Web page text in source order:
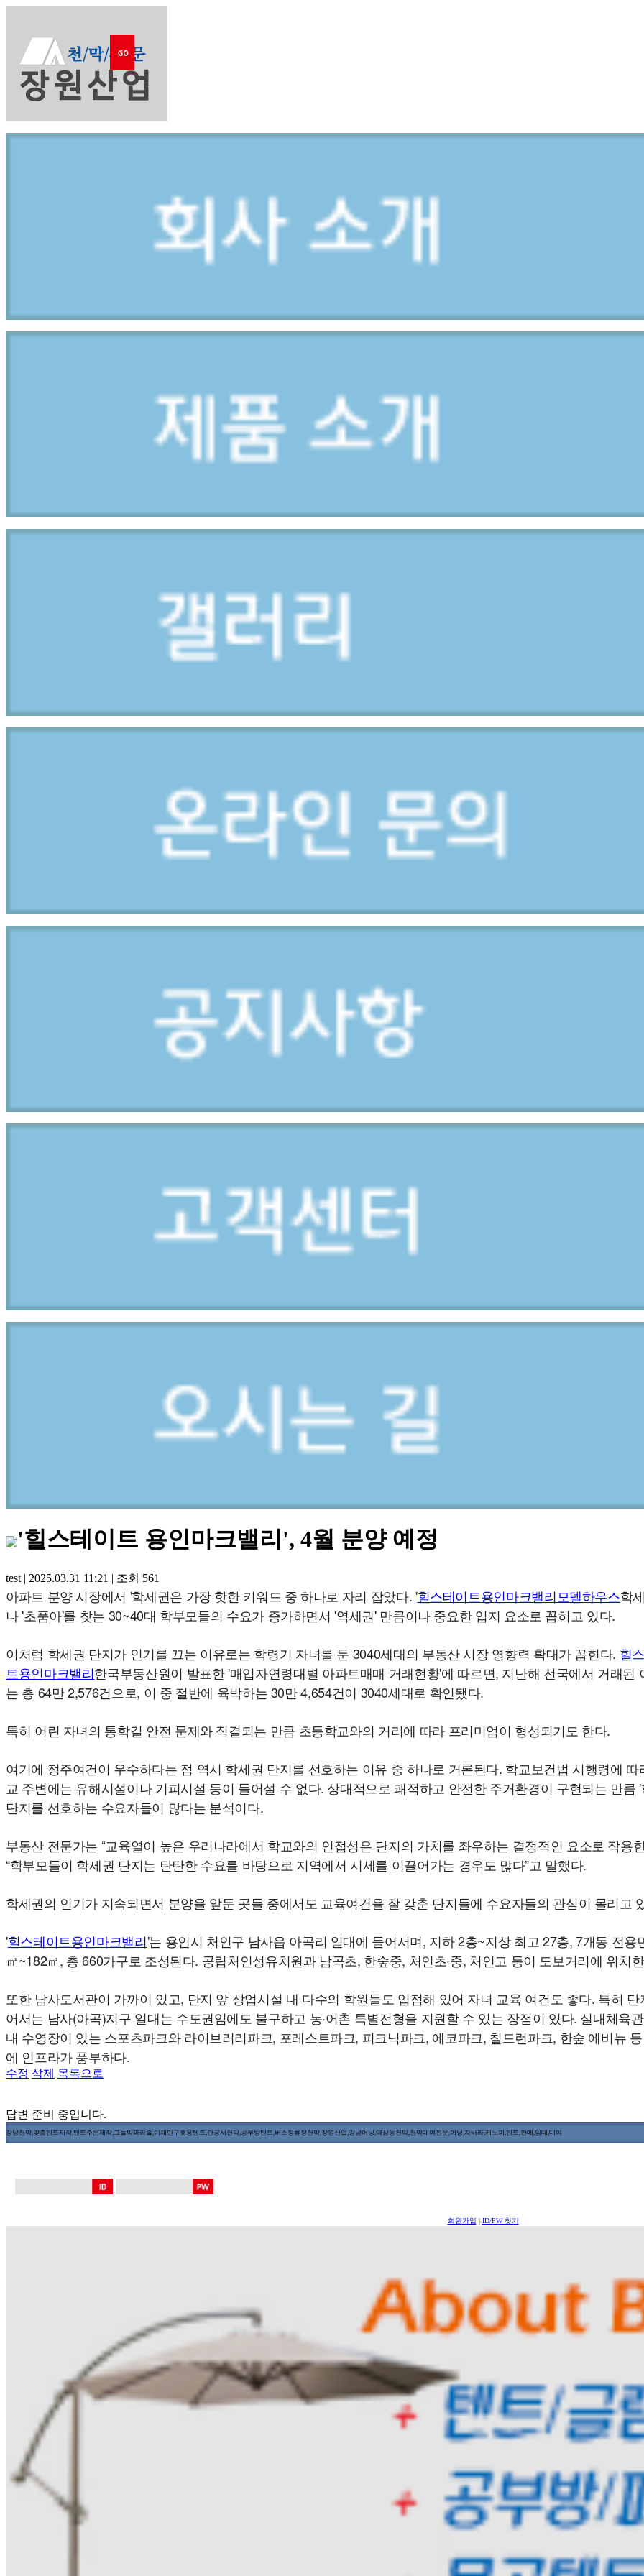
'힐스테이트 용인마크밸리', 4월 분양 예정
test | 2025.03.31 11:21 | 조회 561
아파트 분양 시장에서 '학세권은 가장 핫한 키워드 중 하나로 자리 잡았다. '힐스테이트용인마크밸리모델하우스학
나 '초품아'를 찾는 30~40대 학부모들의 수요가 증가하면서 '역세권' 만큼이나 중요한 입지 요소로 꼽히고 있다.
이처럼 학세권 단지가 인기를 끄는 이유로는 학령기 자녀를 둔 3040세대의 부동산 시장 영향력 확대가 꼽힌다. 힐
트용인마크밸리한국부동산원이 발표한 '매입자연령대별 아파트매매 거래현황'에 따르면, 지난해 전국에서 거래된
는 총 64만 2,576건으로, 이 중 절반에 육박하는 30만 4,654건이 3040세대로 확인됐다.
특히 어린 자녀의 통학길 안전 문제와 직결되는 만큼 초등학교와의 거리에 따라 프리미엄이 형성되기도 한다.
여기에 정주여건이 우수하다는 점 역시 학세권 단지를 선호하는 이유 중 하나로 거론된다. 학교보건법 시행령에 따
교 주변에는 유해시설이나 기피시설 등이 들어설 수 없다. 상대적으로 쾌적하고 안전한 주거환경이 구현되는 만큼
단지를 선호하는 수요자들이 많다는 분석이다.
부동산 전문가는 “교육열이 높은 우리나라에서 학교와의 인접성은 단지의 가치를 좌우하는 결정적인 요소로 작용
“학부모들이 학세권 단지는 탄탄한 수요를 바탕으로 지역에서 시세를 이끌어가는 경우도 많다”고 말했다.
학세권의 인기가 지속되면서 분양을 앞둔 곳들 중에서도 교육여건을 잘 갖춘 단지들에 수요자들의 관심이 몰리고
'힐스테이트용인마크밸리'는 용인시 처인구 남사읍 아곡리 일대에 들어서며, 지하 2층~지상 최고 27층, 7개동 전용
㎡~182㎡, 총 660가구로 조성된다. 공립처인성유치원과 남곡초, 한숲중, 처인초·중, 처인고 등이 도보거리에 위치
또한 남사도서관이 가까이 있고, 단지 앞 상업시설 내 다수의 학원들도 입점해 있어 자녀 교육 여건도 좋다. 특히 단
어서는 남사(아곡)지구 일대는 수도권임에도 불구하고 농·어촌 특별전형을 지원할 수 있는 장점이 있다. 실내체육
내 수영장이 있는 스포츠파크와 라이브러리파크, 포레스트파크, 피크닉파크, 에코파크, 칠드런파크, 한숲 에비뉴
에 인프라가 풍부하다.
수정 삭제 목록으로
답변 준비 중입니다.
강남천막,맞춤텐트제작,텐트주문제작,그늘막파라솔,이재민구호용텐트,관공서천막,공부방텐트,버스정류장천막,장원산업,강남어닝,역삼동천막,천막대여전문,어닝,자바라,캐노피,텐트,판매,임대,대여
회원가입 | ID/PW 찾기